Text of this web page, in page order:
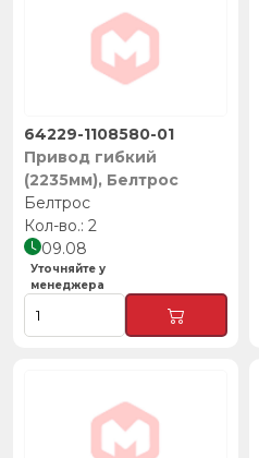
Привод гибкий
(2235мм), Белтрос
64229-1108580-01
Белтрос
2
09.08
Уточняйте у
менеджера